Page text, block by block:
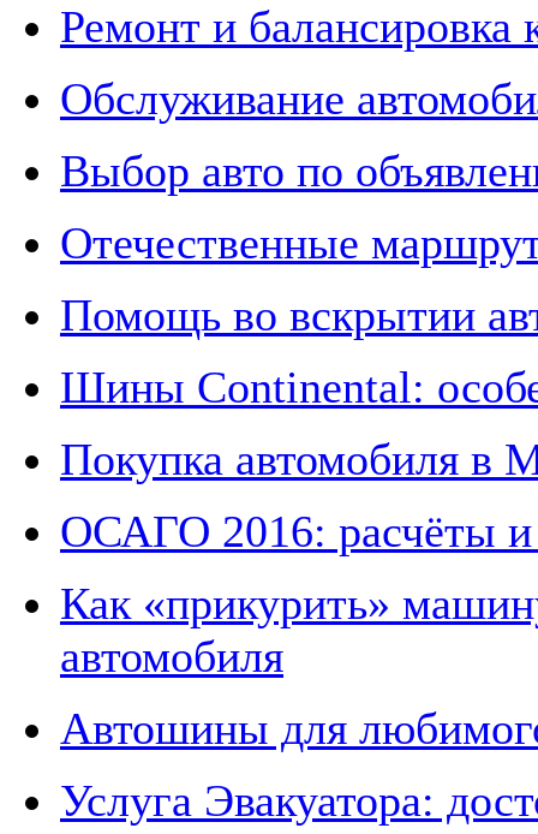
Ремонт и балансировка
Обслуживание
Выбор авто по
Отечественные
Помощь во вскрытии
Шины Continental:
Покупка автомобиля в
ОСАГО 2016: расчёты и
Как «прикурить»
автомобиля
Автошины для
Услуга Эвакуатора: